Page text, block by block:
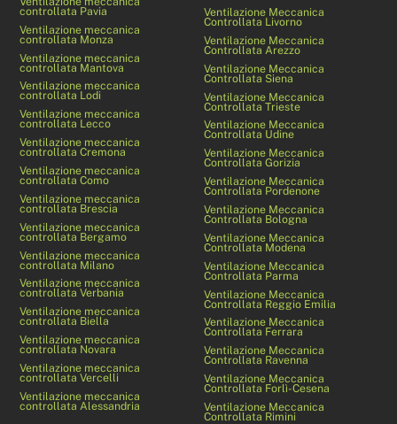
controllata Pavia
Ventilazione meccanica
controllata Monza
Ventilazione meccanica
controllata Mantova
Ventilazione meccanica
controllata Lodi
Ventilazione meccanica
controllata Lecco
Ventilazione meccanica
controllata Cremona
Ventilazione meccanica
controllata Como
Ventilazione meccanica
controllata Brescia
Ventilazione meccanica
controllata Bergamo
Ventilazione meccanica
controllata Milano
Ventilazione meccanica
controllata Verbania
Ventilazione meccanica
controllata Biella
Ventilazione meccanica
controllata Novara
Ventilazione meccanica
controllata Vercelli
Ventilazione meccanica
controllata Alessandria
Ventilazione Meccanica
Controllata Livorno
Ventilazione Meccanica
Controllata Arezzo
Ventilazione Meccanica
Controllata Siena
Ventilazione Meccanica
Controllata Trieste
Ventilazione Meccanica
Controllata Udine
Ventilazione Meccanica
Controllata Gorizia
Ventilazione Meccanica
Controllata Pordenone
Ventilazione Meccanica
Controllata Bologna
Ventilazione Meccanica
Controllata Modena
Ventilazione Meccanica
Controllata Parma
Ventilazione Meccanica
Controllata Reggio Emilia
Ventilazione Meccanica
Controllata Ferrara
Ventilazione Meccanica
Controllata Ravenna
Ventilazione Meccanica
Controllata Forlì-Cesena
Ventilazione Meccanica
Controllata Rimini